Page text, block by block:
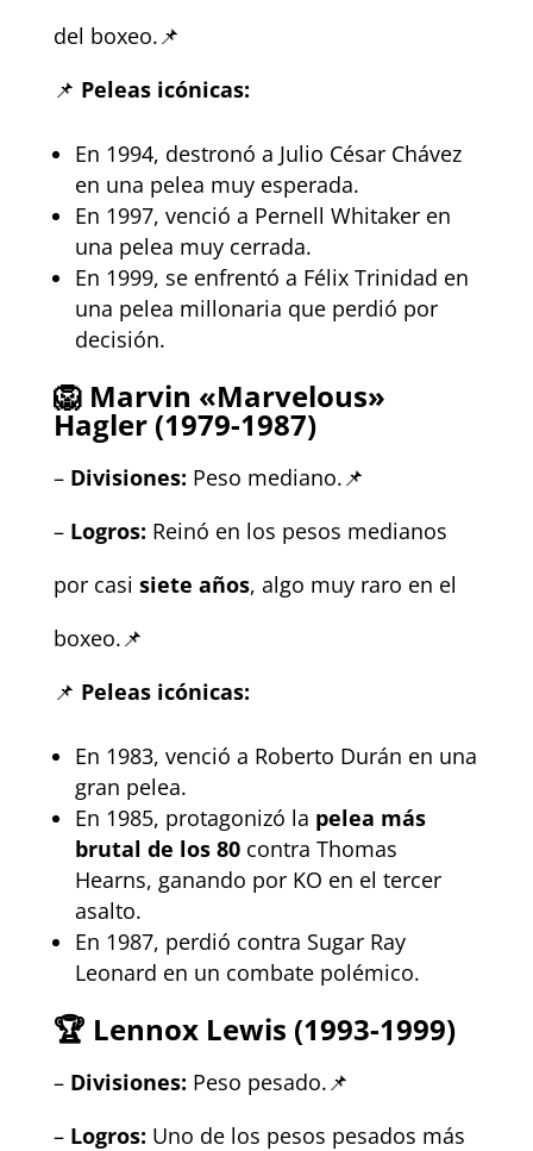
del boxeo.📌
📌 Peleas icónicas:
En 1994, destronó a Julio César Chávez
en una pelea muy esperada.
En 1997, venció a Pernell Whitaker en
una pelea muy cerrada.
En 1999, se enfrentó a Félix Trinidad en
una pelea millonaria que perdió por
decisión.
🦁Marvin «Marvelous»
Hagler (1979-1987)
– Divisiones: Peso mediano.📌
– Logros: Reinó en los pesos medianos
por casi siete años, algo muy raro en el
boxeo.📌
📌 Peleas icónicas:
En 1983, venció a Roberto Durán en una
gran pelea.
En 1985, protagonizó la pelea más
brutal de los 80contra Thomas
Hearns, ganando por KO en el tercer
asalto.
En 1987, perdió contra Sugar Ray
Leonard en un combate polémico.
🏆 Lennox Lewis (1993-1999)
– Divisiones: Peso pesado.📌
– Logros: Uno de los pesos pesados más